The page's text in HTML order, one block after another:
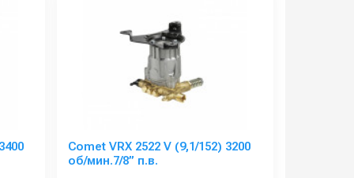
Comet VRX 2522 V (9,1/152) 3200
об/мин.7/8” п.в.